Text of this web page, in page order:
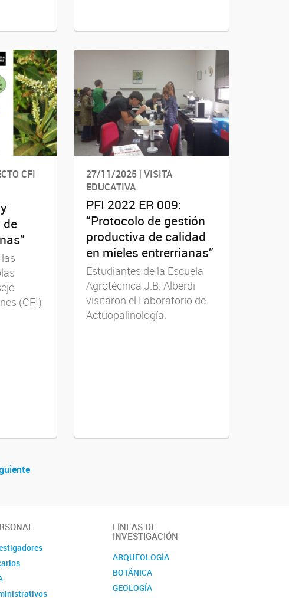
CFI
de
(CFI)
27/11/2025 | VISITA
EDUCATIVA
PFI 2022 ER 009:
“Protocolo de gestión
productiva de calidad
en mieles entrerrianas”
Estudiantes de la Escuela
Agrotécnica J.B. Alberdi
visitaron el Laboratorio de
Actuopalinología.
LÍNEAS DE
INVESTIGACIÓN
ARQUEOLOGÍA
BOTÁNICA
GEOLOGÍA